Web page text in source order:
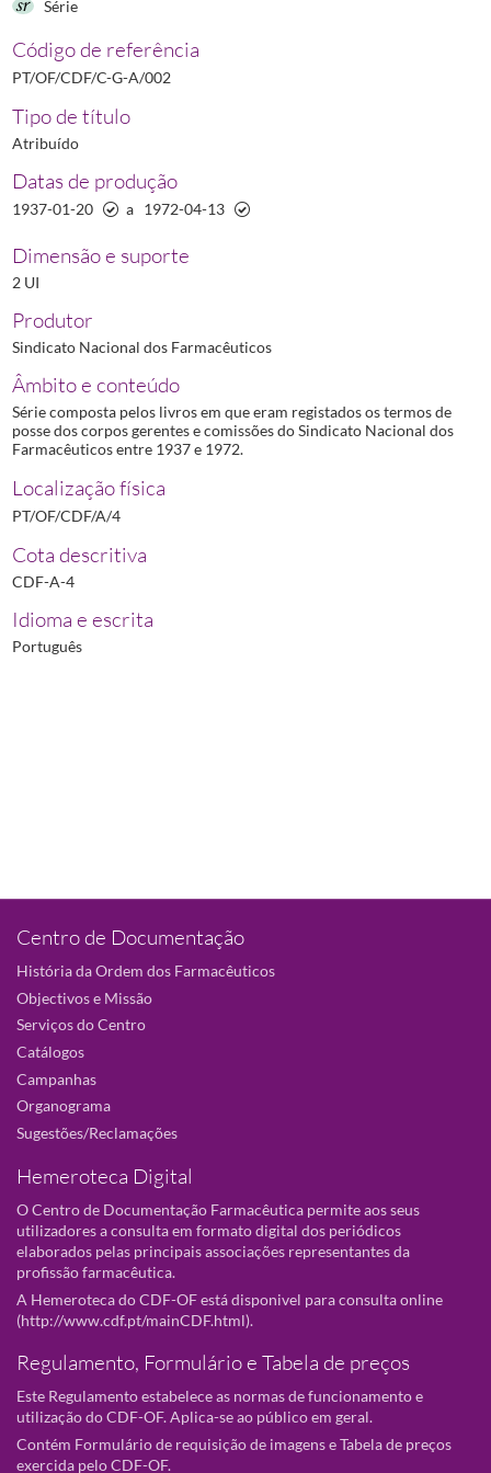
Série
Código de referência
PT/OF/CDF/C-G-A/002
Tipo de título
Atribuído
Datas de produção
1937-01-20 a 1972-04-13
Dimensão e suporte
2 UI
Produtor
Sindicato Nacional dos Farmacêuticos
Âmbito e conteúdo
Série composta pelos livros em que eram registados os termos de
posse dos corpos gerentes e comissões do Sindicato Nacional dos
Farmacêuticos entre 1937 e 1972.
Localização física
PT/OF/CDF/A/4
Cota descritiva
CDF-A-4
Idioma e escrita
Português
Centro de Documentação
História da Ordem dos Farmacêuticos
Objectivos e Missão
Serviços do Centro
Catálogos
Campanhas
Organograma
Sugestões/Reclamações
Hemeroteca Digital
O Centro de Documentação Farmacêutica permite aos seus
utilizadores a consulta em formato digital dos periódicos
elaborados pelas principais associações representantes da
profissão farmacêutica.
A Hemeroteca do CDF-OF está disponivel para consulta online
(http://www.cdf.pt/mainCDF.html).
Regulamento, Formulário e Tabela de preços
Este Regulamento estabelece as normas de funcionamento e
utilização do CDF-OF. Aplica-se ao público em geral.
Contém Formulário de requisição de imagens e Tabela de preços
exercida pelo CDF-OF.